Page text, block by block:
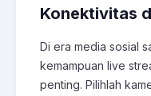
Konektivitas
Di era media sosial
kemampuan live
penting. Pilihlah